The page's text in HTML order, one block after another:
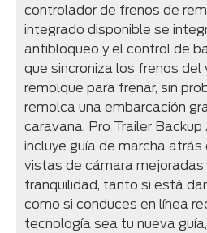
controlador de frenos de
integrado disponible se
antibloqueo y el control de
que sincroniza los frenos del
remolque para frenar, sin
remolca una embarcación
caravana. Pro Trailer
incluye guía de marcha atrás
vistas de cámara mejoradas
tranquilidad, tanto si está
como si conduces en línea
tecnología sea tu nueva